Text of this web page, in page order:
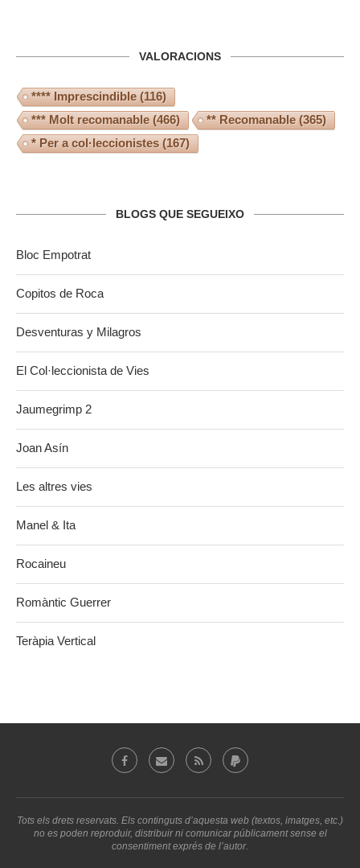
VALORACIONS
**** Imprescindible(116)
*** Molt recomanable(466) ** Recomanable(365)
* Per a col·leccionistes (167)
BLOGS QUE SEGUEIXO
Bloc Empotrat
Copitos de Roca
Desventuras y Milagros
El Col·leccionista de Vies
Jaumegrimp 2
Joan Asín
Les altres vies
Manel & Ita
Rocaineu
Romàntic Guerrer
Teràpia Vertical
Tots els drets reservats. Els continguts d’aquesta web (textos, imatges, etc.)
no es poden reproduir, distribuir ni comunicar públicament sense el
consentiment exprés de l’autor.